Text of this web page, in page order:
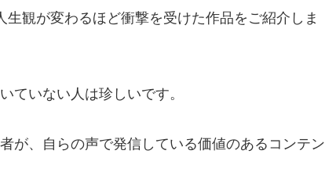
観が変わるほど衝撃を受けた作品をご紹介しま
ていない人は珍しいです。
が、自らの声で発信している価値のあるコンテン